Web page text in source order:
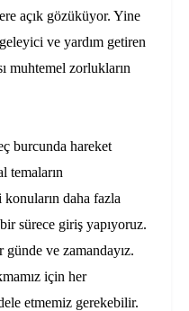
açık gözüküyor. Yine
ve yardım getiren
muhtemel zorlukların
burcunda hareket
temaların
daha fazla
sürece giriş yapıyoruz.
ve zamandayız.
için her
etmemiz gerekebilir.